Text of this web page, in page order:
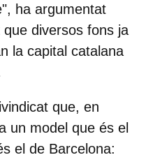
ha argumentat
diversos fons ja
la capital catalana
que, en
un model que és el
el de Barcelona: